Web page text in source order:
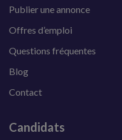
Publier une annonce
Offres d’emploi
Questions fréquentes
Blog
Contact
Candidats